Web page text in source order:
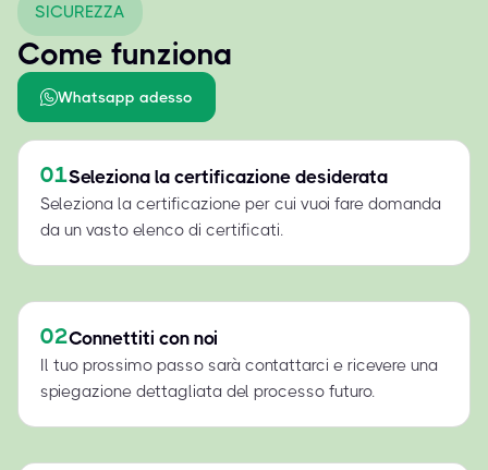
SICUREZZA
Come funziona
Whatsapp adesso
01Seleziona la certificazione desiderata
Seleziona la certificazione per cui vuoi fare domanda
da un vasto elenco di certificati.
02Connettiti con noi
Il tuo prossimo passo sarà contattarci e ricevere una
spiegazione dettagliata del processo futuro.